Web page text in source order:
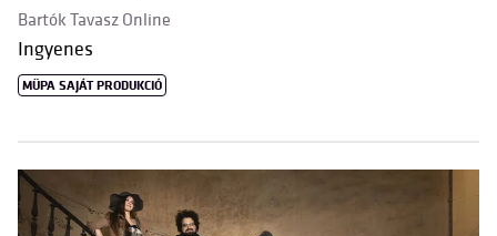
Bartók Tavasz Online
Ingyenes
MÜPA SAJÁT PRODUKCIÓ